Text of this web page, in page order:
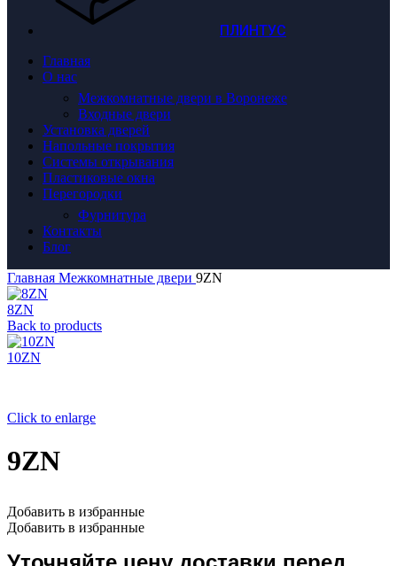
ПЛИНТУС
Главная
О нас
Межкомнатные двери в Воронеже
Входные двери
Установка дверей
Напольные покрытия
Системы открывания
Пластиковые окна
Перегородки
Фурнитура
Контакты
Блог
Главная Межкомнатные двери 9ZN
8ZN
Back to products
10ZN
Click to enlarge
9ZN
Добавить в избранные
Добавить в избранные